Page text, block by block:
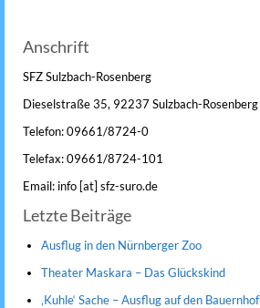
Anschrift
SFZ Sulzbach-Rosenberg
Dieselstraße 35, 92237 Sulzbach-Rosenberg
Telefon: 09661/8724-0
Telefax: 09661/8724-101
Email: info [at] sfz-suro.de
Letzte Beiträge
Ausflug in den Nürnberger Zoo
Theater Maskara – Das Glückskind
‚Kuhle‘ Sache – Ausflug auf den Bauernhof